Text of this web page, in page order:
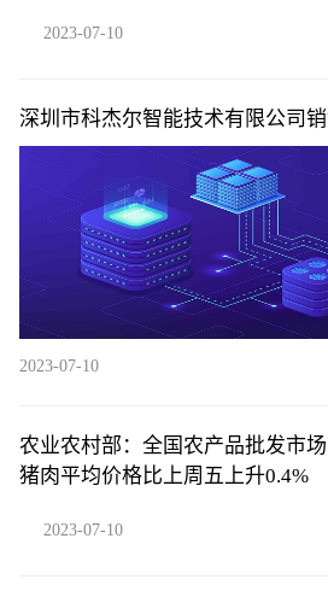
2023-07-10
深圳市科杰尔智能技术有限公司
权商品案
2023-07-10
农业农村部：全国农产品批发市场
猪肉平均价格比上周五上升0.4%
2023-07-10